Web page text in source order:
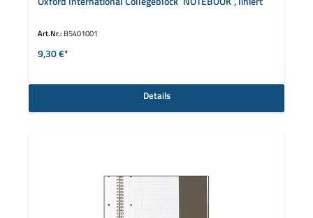
Art.Nr.: B5401001
9,30 €*
Details